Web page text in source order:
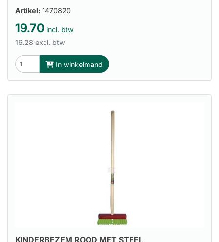
Artikel: 1470820
19.70 incl. btw
16.28 excl. btw
In winkelmand
KINDERBEZEM ROOD MET STEEL